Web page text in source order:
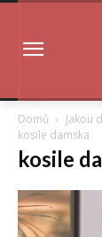
Domů
Jakou
kosile damska
kosile